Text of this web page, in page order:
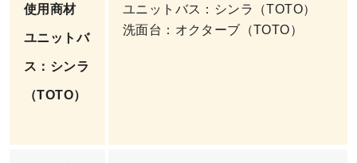
使用商材
ユニットバ
ス：シンラ
（TOTO）
ユニットバス：シンラ（TOTO）
洗面台：オクターブ（TOTO）